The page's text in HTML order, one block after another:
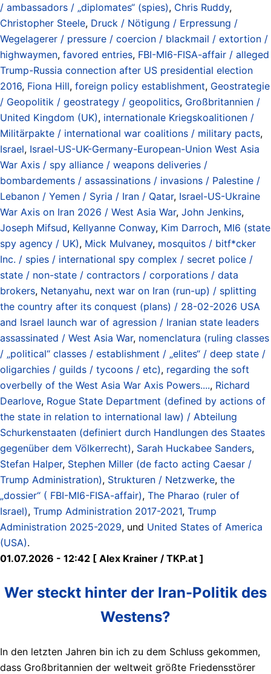
/ ambassadors / „diplomates“ (spies), Chris Ruddy,
Christopher Steele, Druck / Nötigung / Erpressung /
Wegelagerer / pressure / coercion / blackmail / extortion /
highwaymen, favored entries, FBI-MI6-FISA-affair / alleged
Trump-Russia connection after US presidential election
2016, Fiona Hill, foreign policy establishment, Geostrategie
/ Geopolitik / geostrategy / geopolitics, Großbritannien /
United Kingdom (UK), internationale Kriegskoalitionen /
Militärpakte / international war coalitions / military pacts,
Israel, Israel-US-UK-Germany-European-Union West Asia
War Axis / spy alliance / weapons deliveries /
bombardements / assassinations / invasions / Palestine /
Lebanon / Yemen / Syria / Iran / Qatar, Israel-US-Ukraine
War Axis on Iran 2026 / West Asia War, John Jenkins,
Joseph Mifsud, Kellyanne Conway, Kim Darroch, MI6 (state
spy agency / UK), Mick Mulvaney, mosquitos / bitf*cker
Inc. / spies / international spy complex / secret police /
state / non-state / contractors / corporations / data
brokers, Netanyahu, next war on Iran (run-up) / splitting
the country after its conquest (plans) / 28-02-2026 USA
and Israel launch war of agression / Iranian state leaders
assassinated / West Asia War, nomenclatura (ruling classes
/ „political“ classes / establishment / „elites“ / deep state /
oligarchies / guilds / tycoons / etc), regarding the soft
overbelly of the West Asia War Axis Powers...., Richard
Dearlove, Rogue State Department (defined by actions of
the state in relation to international law) / Abteilung
Schurkenstaaten (definiert durch Handlungen des Staates
gegenüber dem Völkerrecht), Sarah Huckabee Sanders,
Stefan Halper, Stephen Miller (de facto acting Caesar /
Trump Administration), Strukturen / Netzwerke, the
„dossier“ ( FBI-MI6-FISA-affair), The Pharao (ruler of
Israel), Trump Administration 2017-2021, Trump
Administration 2025-2029, und United States of America
(USA).
01.07.2026 - 12:42 [ Alex Krainer / TKP.at ]
Wer steckt hinter der Iran-Politik des
Westens?
In den letzten Jahren bin ich zu dem Schluss gekommen,
dass Großbritannien der weltweit größte Friedensstörer